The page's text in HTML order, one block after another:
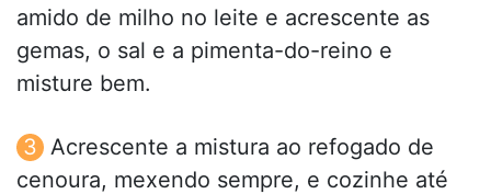
amido de milho no leite e acrescente as
gemas, o sal e a pimenta-do-reino e
misture bem.
Acrescente a mistura ao refogado de
cenoura, mexendo sempre, e cozinhe até